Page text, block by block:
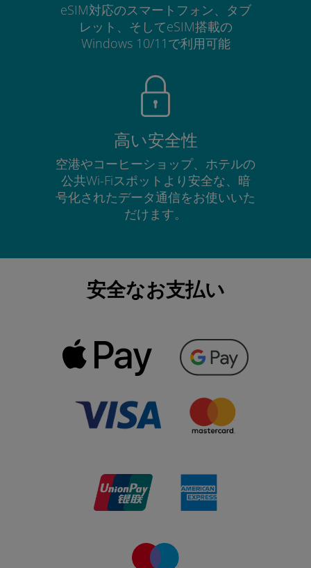
eSIM対応のスマートフォン、タブ
レット、そしてeSIM搭載の
Windows 10/11で利用可能
高い安全性
空港やコーヒーショップ、ホテルの
公共Wi-Fiスポットより安全な、暗
号化されたデータ通信をお使いいた
だけます。
安全なお支払い